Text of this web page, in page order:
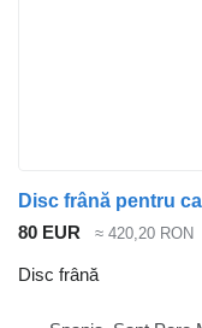
Disc frână pentru
80 EUR
≈ 420,20 RON
Disc frână